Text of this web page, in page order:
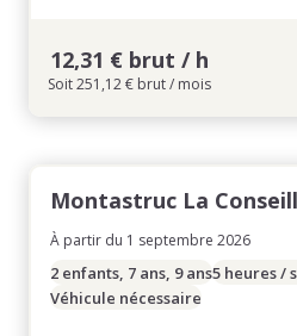
12,31 € brut / h
Soit 251,12 € brut / mois
Montastruc La
À partir du 1 septembre 2026
2 enfants, 7 ans, 9 ans5 heures /
Véhicule nécessaire